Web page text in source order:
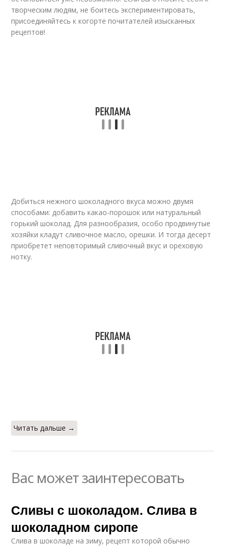
творческим людям, не боитесь экспериментировать,
присоединяйтесь к когорте почитателей изысканных
рецептов!
Добиться нежного шоколадного вкуса можно двумя
способами: добавить какао-порошок или натуральный
горький шоколад. Для разнообразия, особо продвинутые
хозяйки кладут сливочное масло, орешки. И тогда десерт
приобретет неповторимый сливочный вкус и ореховую
нотку.
Читать дальше →
Вас может заинтересовать
Сливы с шоколадом. Слива в
шоколадном сиропе
Слива в шоколаде на зиму, рецепт которой обычно